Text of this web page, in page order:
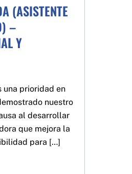
(ASISTENTE
–
Y
una prioridad en
nuestro
al desarrollar
que mejora la
para […]